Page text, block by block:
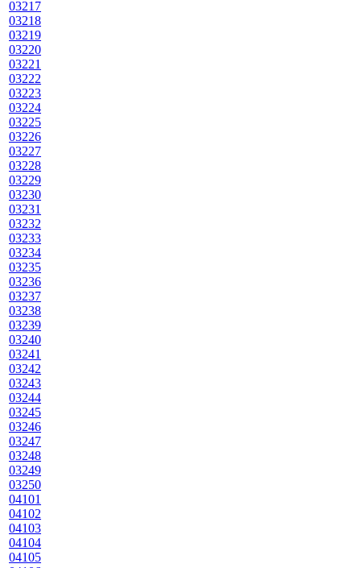
03217
03218
03219
03220
03221
03222
03223
03224
03225
03226
03227
03228
03229
03230
03231
03232
03233
03234
03235
03236
03237
03238
03239
03240
03241
03242
03243
03244
03245
03246
03247
03248
03249
03250
04101
04102
04103
04104
04105